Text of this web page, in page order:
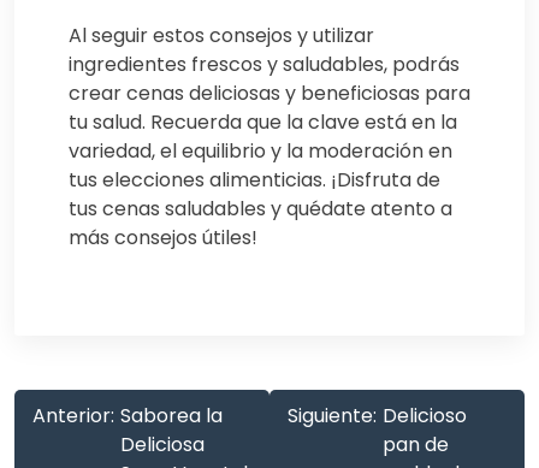
Al seguir estos consejos y utilizar
ingredientes frescos y saludables, podrás
crear cenas deliciosas y beneficiosas para
tu salud. Recuerda que la clave está en la
variedad, el equilibrio y la moderación en
tus elecciones alimenticias. ¡Disfruta de
tus cenas saludables y quédate atento a
más consejos útiles!
Anterior: Saborea la
Deliciosa
Siguiente: Delicioso
pan de